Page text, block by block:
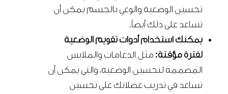
تحسين الوضعية والوعي بالجسم يمكن أن
تساعد على ذلك أيضاً.
يمكنك استخدام أدوات تقويم الوضعية
لفترة مؤقتة: مثل الدعامات والملابس
المصممة لتحسين الوضعية، والتي يمكن أن
تساعد في تدريب عضلاتك على تحسين